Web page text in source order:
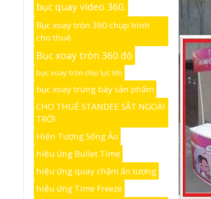
bục quay video 360.
Bục xoay tròn 360 chụp hình
cho thuê
Bục xoay tròn 360 độ
bục xoay tròn chịu lực lớn
bục xoay trưng bày sản phẩm
CHO THUÊ STANDEE SẮT NGOÀI
TRỜI
Hiện Tượng Sống Ảo
hiệu ứng Bullet Time
hiệu ứng quay chậm ấn tượng
hiệu ứng Time Freeze